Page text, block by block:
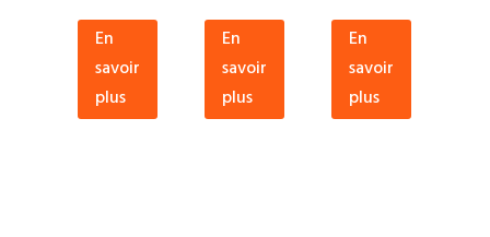
En
savoir
plus
En
savoir
plus
En
savoir
plus